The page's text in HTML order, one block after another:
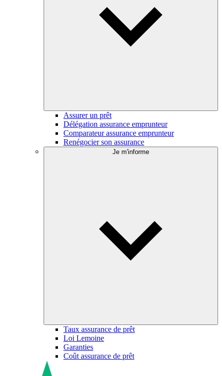
Assurer un prêt
Délégation assurance emprunteur
Comparateur assurance emprunteur
Renégocier son assurance
Je m'informe
Taux assurance de prêt
Loi Lemoine
Garanties
Coût assurance de prêt